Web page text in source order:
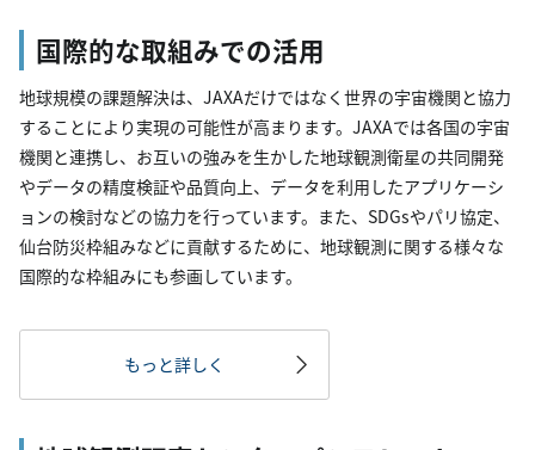
国際的な取組みでの活用
地球規模の課題解決は、JAXAだけではなく世界の宇宙機関と協力
することにより実現の可能性が高まります。JAXAでは各国の宇宙
機関と連携し、お互いの強みを生かした地球観測衛星の共同開発
やデータの精度検証や品質向上、データを利用したアプリケーシ
ョンの検討などの協力を行っています。また、SDGsやパリ協定、
仙台防災枠組みなどに貢献するために、地球観測に関する様々な
国際的な枠組みにも参画しています。
もっと詳しく